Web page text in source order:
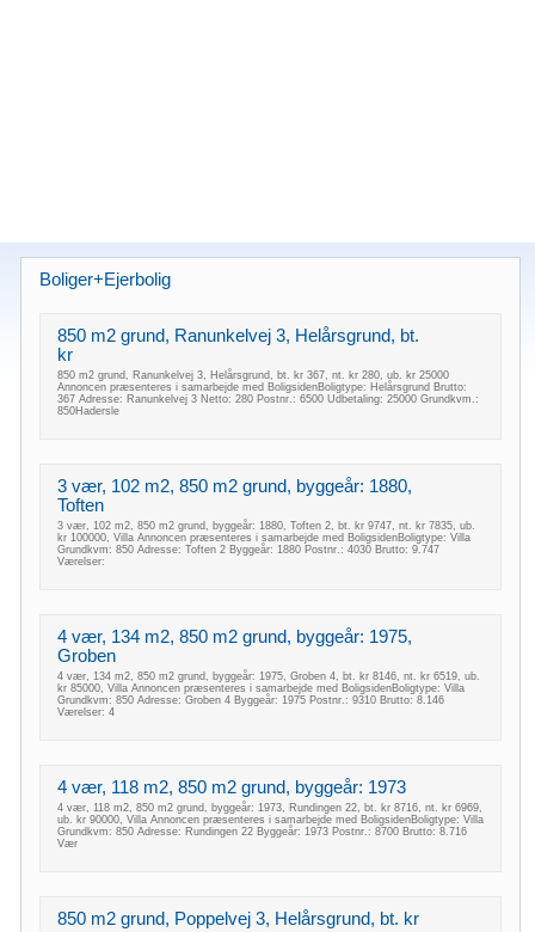
Boliger+Ejerbolig
850 m2 grund, Ranunkelvej 3, Helårsgrund, bt.
kr
850 m2 grund, Ranunkelvej 3, Helårsgrund, bt. kr 367, nt. kr 280, ub. kr 25000
Annoncen præsenteres i samarbejde med BoligsidenBoligtype: Helårsgrund Brutto:
367 Adresse: Ranunkelvej 3 Netto: 280 Postnr.: 6500 Udbetaling: 25000 Grundkvm.:
850Hadersle
3 vær, 102 m2, 850 m2 grund, byggeår: 1880,
Toften
3 vær, 102 m2, 850 m2 grund, byggeår: 1880, Toften 2, bt. kr 9747, nt. kr 7835, ub.
kr 100000, Villa Annoncen præsenteres i samarbejde med BoligsidenBoligtype: Villa
Grundkvm: 850 Adresse: Toften 2 Byggeår: 1880 Postnr.: 4030 Brutto: 9.747
Værelser:
4 vær, 134 m2, 850 m2 grund, byggeår: 1975,
Groben
4 vær, 134 m2, 850 m2 grund, byggeår: 1975, Groben 4, bt. kr 8146, nt. kr 6519, ub.
kr 85000, Villa Annoncen præsenteres i samarbejde med BoligsidenBoligtype: Villa
Grundkvm: 850 Adresse: Groben 4 Byggeår: 1975 Postnr.: 9310 Brutto: 8.146
Værelser: 4
4 vær, 118 m2, 850 m2 grund, byggeår: 1973
4 vær, 118 m2, 850 m2 grund, byggeår: 1973, Rundingen 22, bt. kr 8716, nt. kr 6969,
ub. kr 90000, Villa Annoncen præsenteres i samarbejde med BoligsidenBoligtype: Villa
Grundkvm: 850 Adresse: Rundingen 22 Byggeår: 1973 Postnr.: 8700 Brutto: 8.716
Vær
850 m2 grund, Poppelvej 3, Helårsgrund, bt. kr